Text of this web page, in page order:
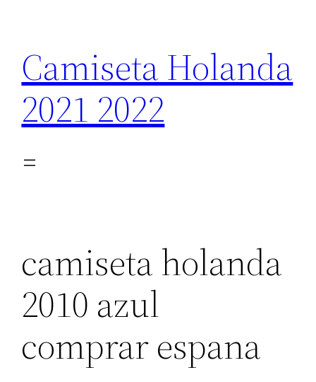
contenido
Camiseta Holanda
2021 2022
camiseta holanda
2010 azul
comprar espana